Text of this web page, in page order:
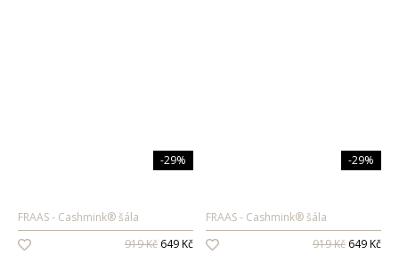
-29%
FRAAS
Cashmink® šála
919 Kč 649 Kč
-29%
FRAAS
Cashmink® šála
919 Kč 649 Kč